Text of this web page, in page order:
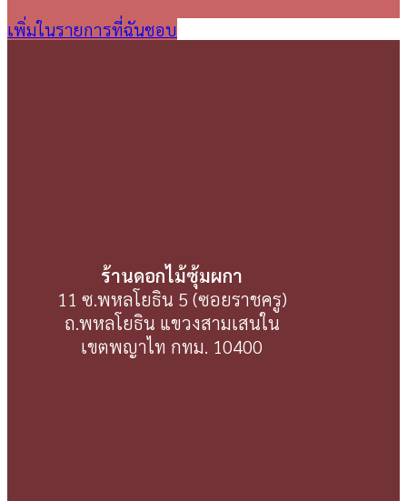
เพิ่มในรายการที่ฉันชอบ
ร้านดอกไม้ซุ้มผกา
11 ซ.พหลโยธิน 5 (ซอยราชครู)
ถ.พหลโยธิน แขวงสามเสนใน
เขตพญาไท กทม. 10400